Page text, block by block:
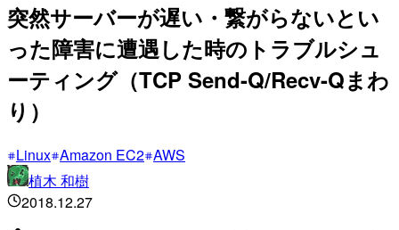
突然サーバーが遅い・繋がらないとい
った障害に遭遇した時のトラブルシュ
ーティング（TCP Send-Q/Recv-Qまわ
り）
Linux Amazon EC2 AWS
植木 和樹
2018.12.27